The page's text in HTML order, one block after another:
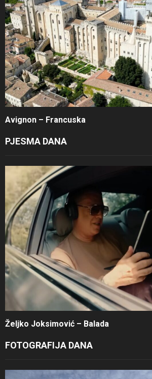
Avignon – Francuska
PJESMA DANA
Željko Joksimović – Balada
FOTOGRAFIJA DANA